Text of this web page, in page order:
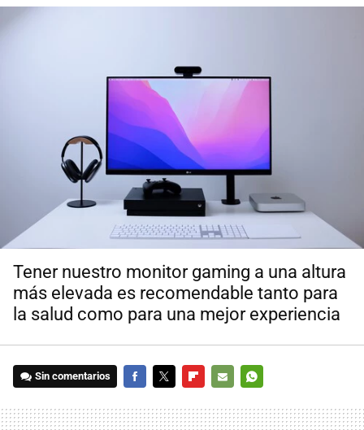
Tener nuestro monitor gaming a una altura
más elevada es recomendable tanto para
la salud como para una mejor experiencia
Sin comentarios
MAIL